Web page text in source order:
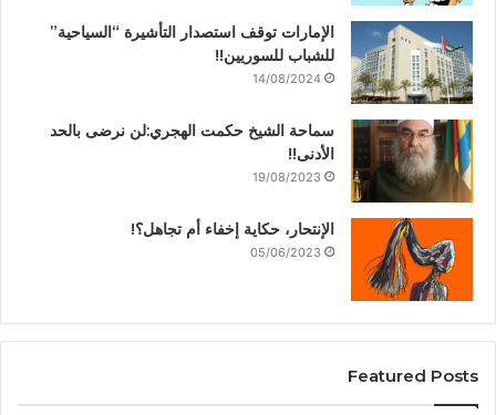
الإمارات توقف استصدار التأشيرة “السياحية”
للشباب للسوريين!!
14/08/2024
سماحة الشيخ حكمت الهجري:لن نرضى بالحد
الأدنى!!
19/08/2023
الإنتحار، حكاية إخفاء أم تجاهل؟!
05/06/2023
Featured Posts